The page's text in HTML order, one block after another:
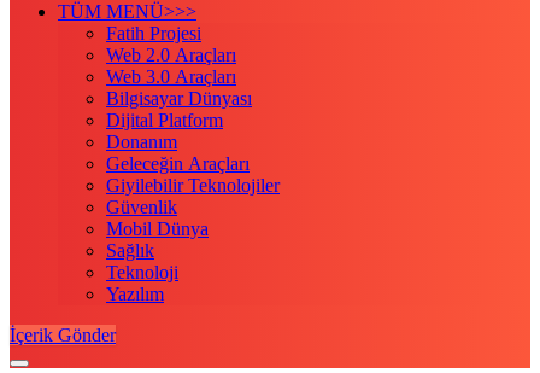
TÜM MENÜ>>>
Fatih Projesi
Web 2.0 Araçları
Web 3.0 Araçları
Bilgisayar Dünyası
Dijital Platform
Donanım
Geleceğin Araçları
Giyilebilir Teknolojiler
Güvenlik
Mobil Dünya
Sağlık
Teknoloji
Yazılım
İçerik Gönder